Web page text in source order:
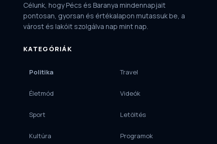
Célunk, hogy Pécs és Baranya mindennapjait
pontosan, gyorsan és értékalapon mutassuk be, a
várost és lakóit szolgálva nap mint nap.
KATEGÓRIÁK
Politika
Életmód
Sport
Kultúra
Travel
Videók
Letöltés
Programok